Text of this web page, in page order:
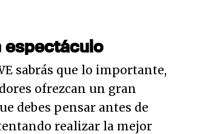
espectáculo
sabrás que lo importante,
ofrezcan un gran
debes pensar antes de
realizar la mejor